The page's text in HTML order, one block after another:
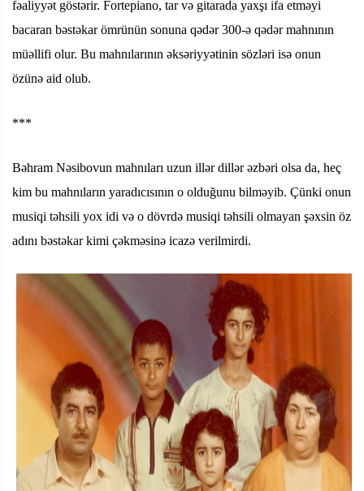
fəaliyyət göstərir. Fortepiano, tar və gitarada yaxşı ifa etməyi
bacaran bəstəkar ömrünün sonuna qədər 300-ə qədər mahnının
müəllifi olur. Bu mahnılarının əksəriyyətinin sözləri isə onun
özünə aid olub.
***
Bəhram Nəsibovun mahnıları uzun illər dillər əzbəri olsa da, heç
kim bu mahnıların yaradıcısının o olduğunu bilməyib. Çünki onun
musiqi təhsili yox idi və o dövrdə musiqi təhsili olmayan şəxsin öz
adını bəstəkar kimi çəkməsinə icazə verilmirdi.